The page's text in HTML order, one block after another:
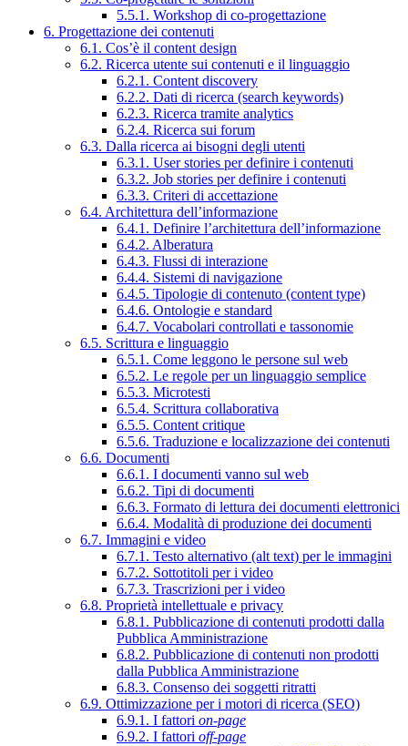
5.5.1. Workshop di co-progettazione
6. Progettazione dei contenuti
6.1. Cos’è il content design
6.2. Ricerca utente sui contenuti e il linguaggio
6.2.1. Content discovery
6.2.2. Dati di ricerca (search keywords)
6.2.3. Ricerca tramite analytics
6.2.4. Ricerca sui forum
6.3. Dalla ricerca ai bisogni degli utenti
6.3.1. User stories per definire i contenuti
6.3.2. Job stories per definire i contenuti
6.3.3. Criteri di accettazione
6.4. Architettura dell’informazione
6.4.1. Definire l’architettura dell’informazione
6.4.2. Alberatura
6.4.3. Flussi di interazione
6.4.4. Sistemi di navigazione
6.4.5. Tipologie di contenuto (content type)
6.4.6. Ontologie e standard
6.4.7. Vocabolari controllati e tassonomie
6.5. Scrittura e linguaggio
6.5.1. Come leggono le persone sul web
6.5.2. Le regole per un linguaggio semplice
6.5.3. Microtesti
6.5.4. Scrittura collaborativa
6.5.5. Content critique
6.5.6. Traduzione e localizzazione dei contenuti
6.6. Documenti
6.6.1. I documenti vanno sul web
6.6.2. Tipi di documenti
6.6.3. Formato di lettura dei documenti elettronici
6.6.4. Modalità di produzione dei documenti
6.7. Immagini e video
6.7.1. Testo alternativo (alt text) per le immagini
6.7.2. Sottotitoli per i video
6.7.3. Trascrizioni per i video
6.8. Proprietà intellettuale e privacy
6.8.1. Pubblicazione di contenuti prodotti dalla
Pubblica Amministrazione
6.8.2. Pubblicazione di contenuti non prodotti
dalla Pubblica Amministrazione
6.8.3. Consenso dei soggetti ritratti
6.9. Ottimizzazione per i motori di ricerca (SEO)
6.9.1. I fattori on-page
6.9.2. I fattori off-page